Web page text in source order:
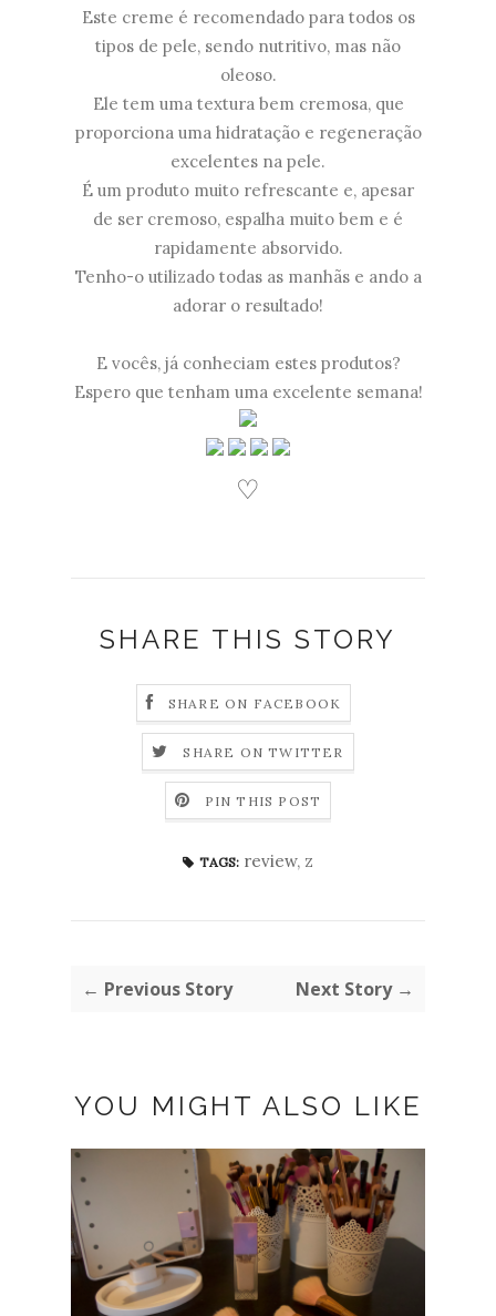
Este creme é recomendado para todos os
tipos de pele, sendo nutritivo, mas não
oleoso.
Ele tem uma textura bem cremosa, que
proporciona uma hidratação e regeneração
excelentes na pele.
É um produto muito refrescante e, apesar
de ser cremoso, espalha muito bem e é
rapidamente absorvido.
Tenho-o utilizado todas as manhãs e ando a
adorar o resultado!
E vocês, já conheciam estes produtos?
Espero que tenham uma excelente semana!
♡
SHARE THIS STORY
SHARE ON FACEBOOK
SHARE ON TWITTER
PIN THIS POST
TAGS: review, z
← Previous Story Next Story →
YOU MIGHT ALSO LIKE